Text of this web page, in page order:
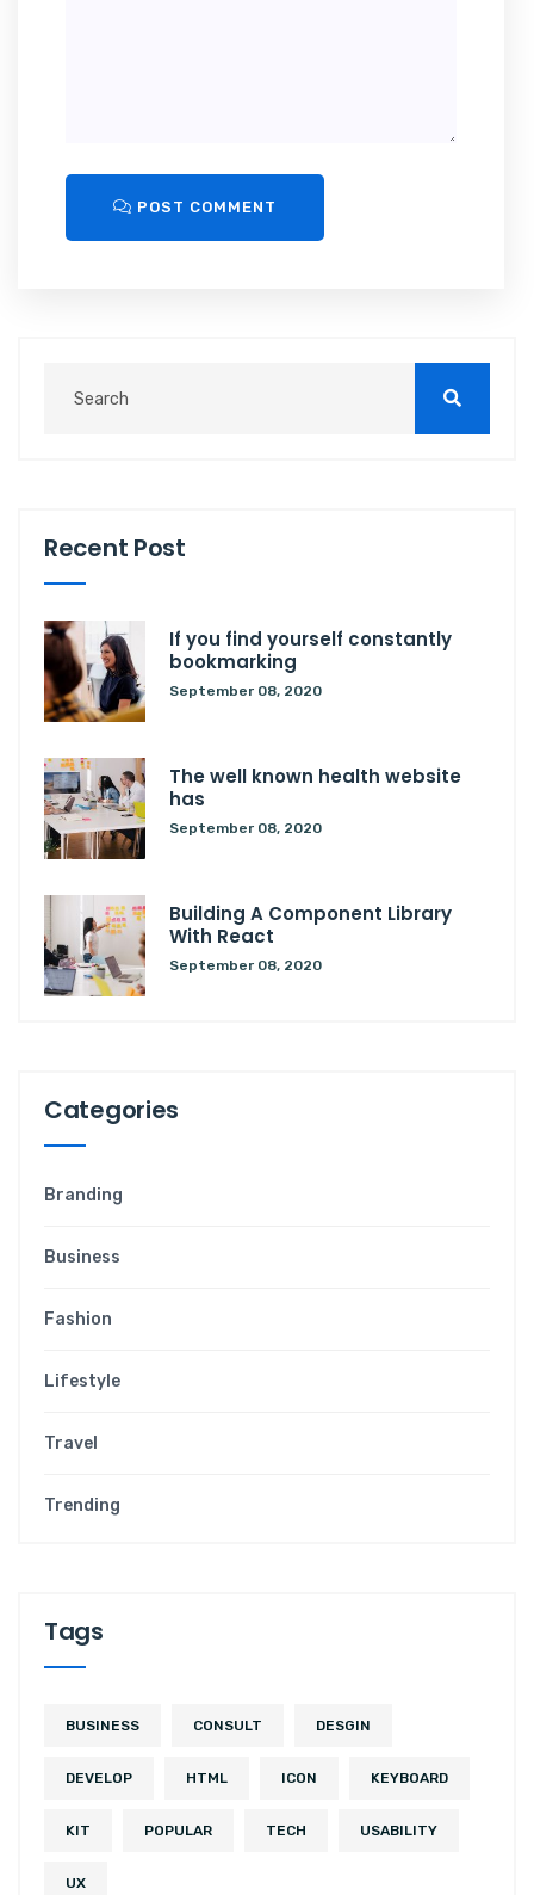
POST COMMENT
Recent Post
If you find yourself constantly
bookmarking
September 08, 2020
The well known health website
has
September 08, 2020
Building A Component Library
With React
September 08, 2020
Categories
Branding
Business
Fashion
Lifestyle
Travel
Trending
Tags
BUSINESS CONSULT DESGIN
DEVELOP HTML ICON KEYBOARD
KIT POPULAR TECH USABILITY
UX